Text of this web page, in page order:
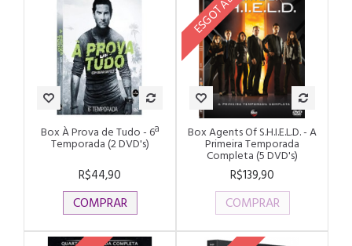
Box À Prova de Tudo - 6ª
Temporada (2 DVD's)
R$44,90
COMPRAR
Box Agents Of S.H.I.E.L.D. - A
Primeira Temporada
Completa (5 DVD's)
R$139,90
COMPRAR